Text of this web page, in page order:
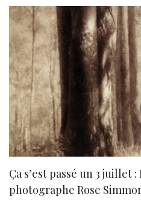
Ça s’est passé un 3 juillet
photographe Rose